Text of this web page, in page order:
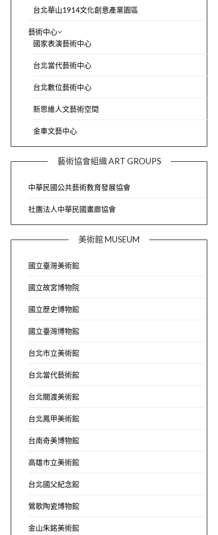
台北華山1914文化創意產業園區
藝術中心
國家表演藝術中心
台北當代藝術中心
台北數位藝術中心
新思維人文藝術空間
金車文藝中心
藝術協會組織 ART GROUPS
中華民國公共藝術教育發展協會
社團法人中華民國畫廊協會
美術館 MUSEUM
國立臺灣美術館
國立故宮博物院
國立歷史博物館
國立臺灣博物館
台北市立美術館
台北當代藝術館
台北關渡美術館
台北鳳甲美術館
台南奇美博物館
高雄市立美術館
台北國父紀念館
鶯歌陶瓷博物館
金山朱銘美術館